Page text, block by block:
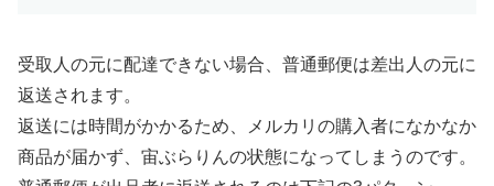
受取人の元に配達できない場合、普通郵便は差出人の元に
返送されます。
返送には時間がかかるため、メルカリの購入者になかなか
商品が届かず、宙ぶらりんの状態になってしまうのです。